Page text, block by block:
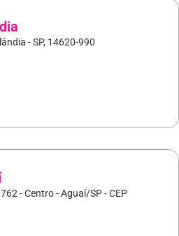
- SP, 14620-990
- Centro - Aguaí/SP - CEP